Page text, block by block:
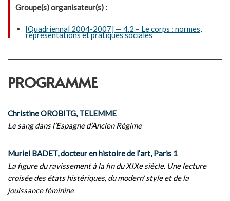
Groupe(s) organisateur(s) :
[Quadriennal 2004-2007] — 4.2 – Le corps : normes,
représentations et pratiques sociales
PROGRAMME
Christine OROBITG, TELEMME
Le sang dans l’Espagne d’Ancien Régime
Muriel BADET, docteur en histoire de l’art, Paris 1
La figure du ravissement à la fin du XIXe siècle. Une lecture
croisée des états histériques, du modern’ style et de la
jouissance féminine